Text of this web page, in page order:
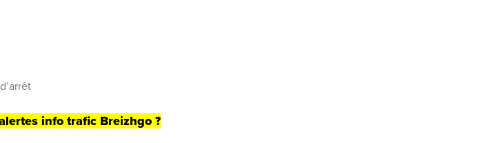
info trafic Breizhgo ?